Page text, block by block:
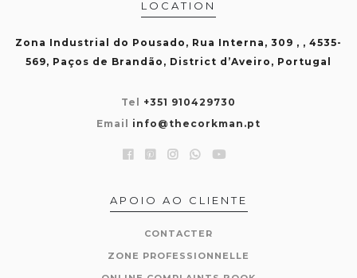
LOCATION
Zona Industrial do Pousado, Rua Interna, 309 , , 4535-
569, Paços de Brandão, District d’Aveiro, Portugal
Tel +351 910429730
Email info@thecorkman.pt
APOIO AO CLIENTE
CONTACTER
ZONE PROFESSIONNELLE